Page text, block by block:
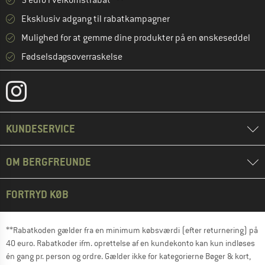
Eksklusiv adgang til rabatkampagner
Mulighed for at gemme dine produkter på en ønskeseddel
Fødselsdagsoverraskelse
KUNDESERVICE
OM BERGFREUNDE
FORTRYD KØB
**Rabatkoden gælder fra en minimum købsværdi (efter returnering) på
40 euro. Rabatkoder ifm. oprettelse af en kundekonto kan kun indløses
én gang pr. person og ordre. Gælder ikke for kategorierne Bøger & kort,